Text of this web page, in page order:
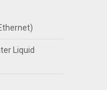
Liquid